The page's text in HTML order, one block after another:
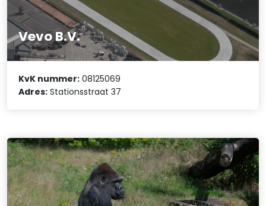
Vevo B.V.
KvK nummer: 08125069
Adres: Stationsstraat 37